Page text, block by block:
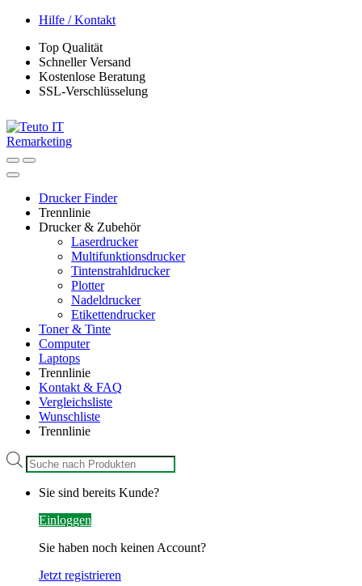
Skip
navigation
Skip
content
Hilfe / Kontakt
Top Qualität
Schneller Versand
Kostenlose Beratung
SSL-Verschlüsselung
Drucker Finder
Trennlinie
Drucker & Zubehör
Laserdrucker
Multifunktionsdrucker
Tintenstrahldrucker
Plotter
Nadeldrucker
Etikettendrucker
Toner & Tinte
Computer
Laptops
Trennlinie
Kontakt & FAQ
Vergleichsliste
Wunschliste
Trennlinie
Products
search
Sie sind bereits Kunde?
Einloggen
Sie haben noch keinen Account?
Jetzt registrieren